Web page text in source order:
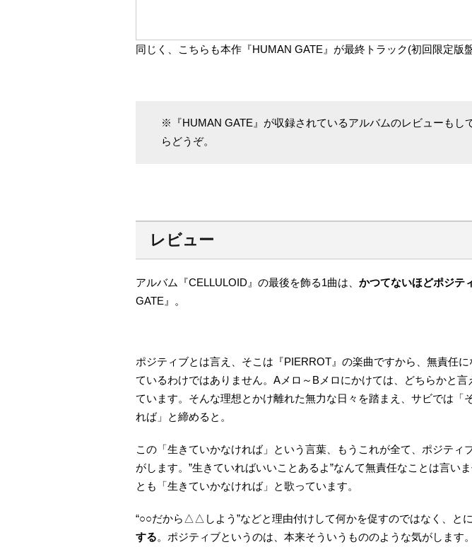
同じく、こちらも本作『HUMAN GATE』が最終トラック(初回限定版
※『HUMAN GATE』が収録されているアルバムのレビューもし
らどうぞ。
レビュー
アルバム『CELLULOID』の最後を飾る1曲は、 かつてないほどポジテ
GATE』。
ポジティブとは言え、そこは『PIERROT』の楽曲ですから、無責任
ているわけではありません。Aメロ～Bメロにかけては、どちらかと言
ています。そんな理想とかけ離れた無力な日々を踏まえ、サビでは「
れば」と締めると。
この「生きていかなければ」という言葉、もうこれが全て、ポジティ
がします。”生きていればいいことあるよ”なんて無責任なことは言い
とも「生きていかなければ」と歌っています。
“○○だから△△しよう”などと理由付けして何かを促すのではなく、とに
する。ポジティブというのは、本来そういうもののような気がします。